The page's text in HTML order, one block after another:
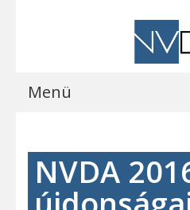
Menü
A programról
Letöltések
NVDA